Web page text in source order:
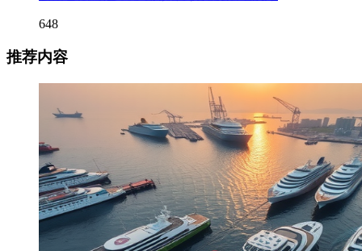
648
推荐内容